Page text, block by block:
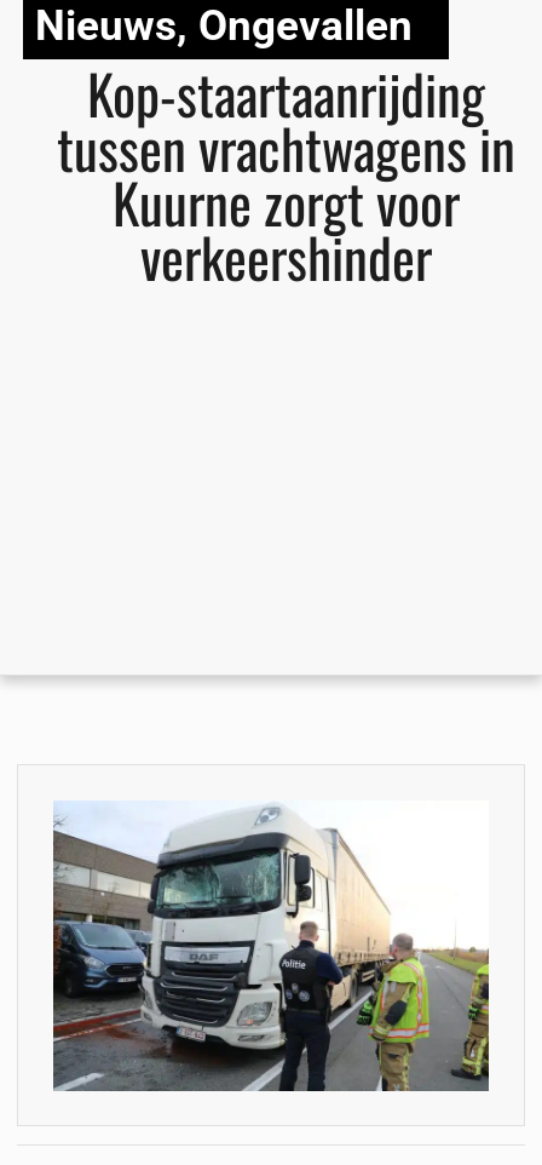
Nieuws, Ongevallen
Kop-staartaanrijding
tussen vrachtwagens in
Kuurne zorgt voor
verkeershinder